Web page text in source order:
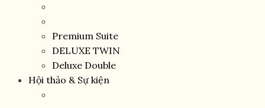
Premium Suite
DELUXE TWIN
Deluxe Double
Hội thảo & Sự kiện